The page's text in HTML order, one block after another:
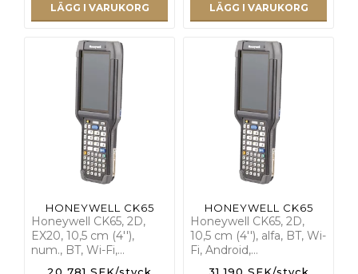
LÄGG I VARUKORG LÄGG I VARUKORG
HONEYWELL CK65
Honeywell CK65, 2D,
EX20, 10,5 cm (4''),
num., BT, Wi-Fi,…
HONEYWELL CK65
Honeywell CK65, 2D,
10,5 cm (4''), alfa, BT, Wi-
Fi, Android,…